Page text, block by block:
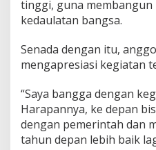
tinggi, guna
kedaulatan bangsa.
Senada dengan itu,
mengapresiasi kegiatan
“Saya bangga dengan
Harapannya, ke depan
dengan pemerintah dan
tahun depan lebih baik